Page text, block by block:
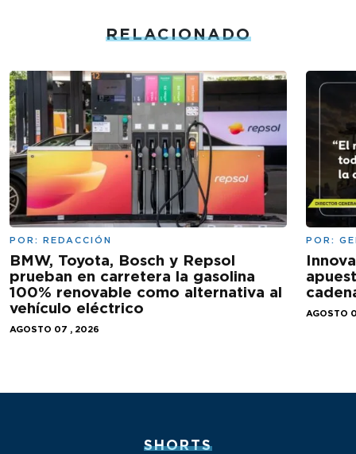
RELACIONADO
POR: REDACCIÓN
BMW, Toyota, Bosch y Repsol
prueban en carretera la gasolina
100% renovable como alternativa al
vehículo eléctrico
AGOSTO 07 , 2026
POR:
AGOSTO
SHORTS